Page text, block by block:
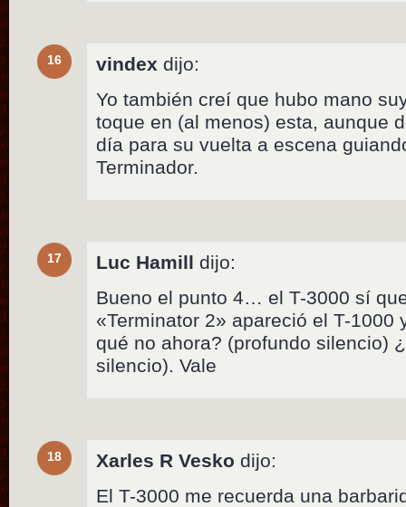
16 vindex dijo:
Yo también creí que hubo mano
toque en (al menos) esta, aunque
día para su vuelta a escena
Terminador.
17 Luc Hamill dijo:
Bueno el punto 4… el T-3000 sí
«Terminator 2» apareció el T-1000
qué no ahora? (profundo silencio)
silencio). Vale
18 Xarles R Vesko dijo:
El T-3000 me recuerda una